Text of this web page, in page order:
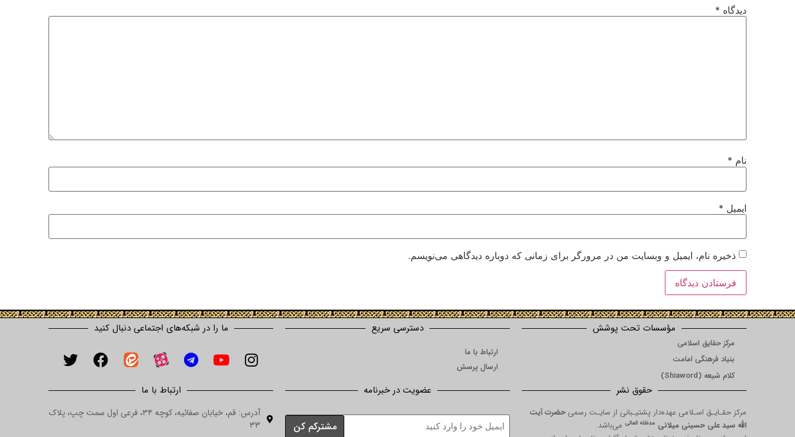
دیدگاه *
نام *
ایمیل *
ذخیره نام، ایمیل و وبسایت من در مرورگر برای زمانی که دوباره دیدگاهی می‌نویسم.
مؤسسات تحت پوشش
مرکز حقایق اسلامی
بنیاد فرهنگی امامت
کلام شیعه (Shiaword)
حقوق نشر
مرکز حقـایـق اسـلامی عهده‌دار پشتیـبانی از سایـت رسمی حضرت آیت
الله سید علی حسینی میلانی مدظله العالی می‌باشد.
دسترسی سریع
ارتباط با ما
ارسال پرسش
عضویت در خبرنامه
ما را در شبکه‌های اجتماعی دنبال کنید
ارتباط با ما
آدرس: قم، خیابان صفائیه، کوچه ۳۴، فرعی اول سمت چپ، پلاک
۳۳